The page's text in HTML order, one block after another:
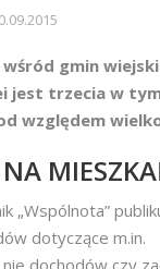
wśród gmin
jest trzecia w
względem
„Wspólnota”
dotyczące m.in.
dochodów czy